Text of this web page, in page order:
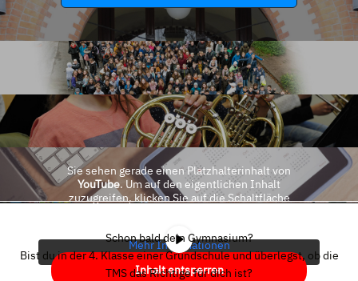
Sie sehen gerade einen Platzhalterinhalt von
YouTube. Um auf den eigentlichen Inhalt
zuzugreifen, klicken Sie auf die Schaltfläche
Mehr Informationen
Inhalt entsperren
Schon bald dein Gymnasium?
Bist du in der 4. Klasse einer Grundschule und überlegst, ob die
TMS das Richtige für dich ist?